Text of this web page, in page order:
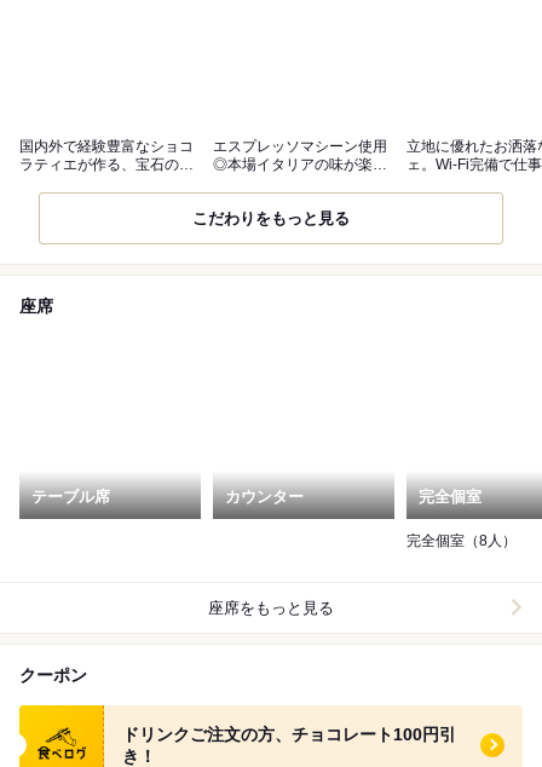
国内外で経験豊富なショコ
ラティエが作る、宝石のよ
エスプレッソマシーン使用
◎本場イタリアの味が楽し
立地に優れたお洒落
ェ。Wi-Fi完備で仕
こだわりをもっと見る
座席
テーブル席 カウンター 完全個室
完全個室（8人）
座席をもっと見る
クーポン
食べログ クーポン
ドリンクご注文の方、チョコレート100円引
き！